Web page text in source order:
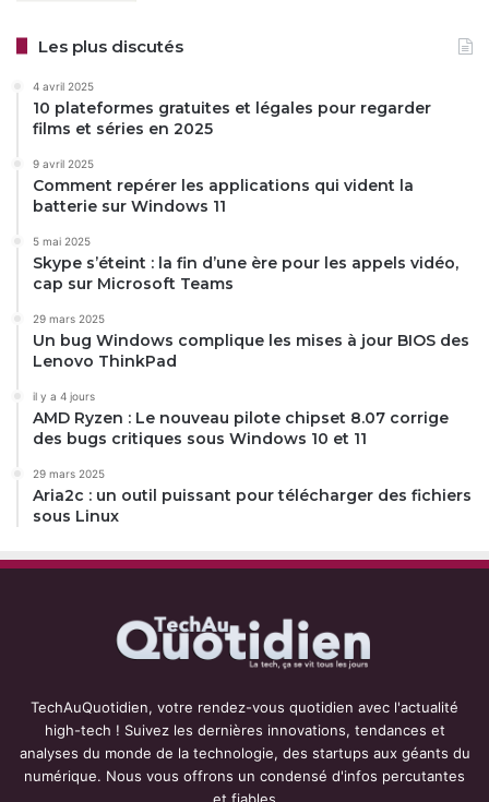
Les plus discutés
4 avril 2025
10 plateformes gratuites et légales pour regarder
films et séries en 2025
9 avril 2025
Comment repérer les applications qui vident la
batterie sur Windows 11
5 mai 2025
Skype s’éteint : la fin d’une ère pour les appels vidéo,
cap sur Microsoft Teams
29 mars 2025
Un bug Windows complique les mises à jour BIOS des
Lenovo ThinkPad
il y a 4 jours
AMD Ryzen : Le nouveau pilote chipset 8.07 corrige
des bugs critiques sous Windows 10 et 11
29 mars 2025
Aria2c : un outil puissant pour télécharger des fichiers
sous Linux
TechAuQuotidien, votre rendez-vous quotidien avec l'actualité
high-tech ! Suivez les dernières innovations, tendances et
analyses du monde de la technologie, des startups aux géants du
numérique. Nous vous offrons un condensé d'infos percutantes